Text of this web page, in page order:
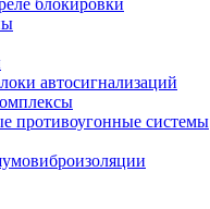
блокировки
автосигнализаций
противоугонные системы